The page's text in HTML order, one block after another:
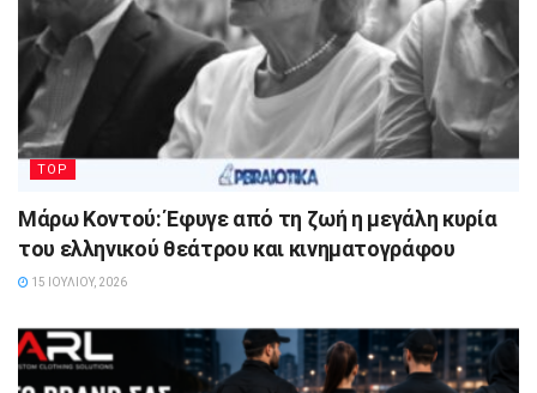
TOP
Μάρω Κοντού: Έφυγε από τη ζωή η μεγάλη κυρία
του ελληνικού θεάτρου και κινηματογράφου
15 ΙΟΥΛΊΟΥ, 2026